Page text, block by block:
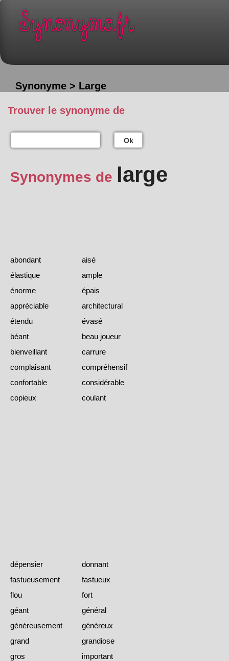
Synonyme > Large
Trouver le synonyme de
Ok
Synonymes de large
abondant
aisé
élastique
ample
énorme
épais
appréciable
architectural
étendu
évasé
béant
beau joueur
bienveillant
carrure
complaisant
compréhensif
confortable
considérable
copieux
coulant
dépensier
donnant
fastueusement
fastueux
flou
fort
géant
général
généreusement
généreux
grand
grandiose
gros
important